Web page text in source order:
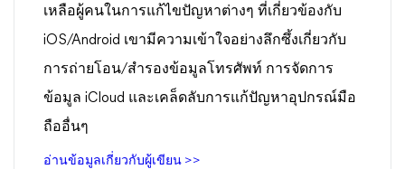
เหลือผู้คนในการแก้ไขปัญหาต่างๆ ที่เกี่ยวข้องกับ
iOS/Android เขามีความเข้าใจอย่างลึกซึ้งเกี่ยวกับ
การถ่ายโอน/สำรองข้อมูลโทรศัพท์ การจัดการ
ข้อมูล iCloud และเคล็ดลับการแก้ปัญหาอุปกรณ์มือ
ถืออื่นๆ
อ่านข้อมูลเกี่ยวกับผู้เขียน >>